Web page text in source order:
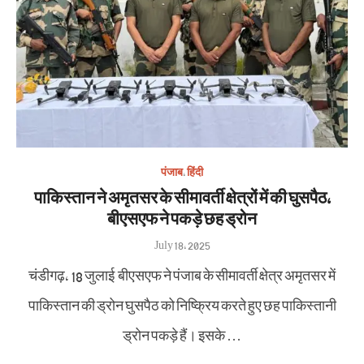
पंजाब,हिंदी
पाकिस्तान ने अमृतसर के सीमावर्ती क्षेत्रों में की घुसपैठ,
बीएसएफ ने पकड़े छह ड्रोन
Posted
on
July 18, 2025
चंडीगढ़, 18 जुलाई बीएसएफ ने पंजाब के सीमावर्ती क्षेत्र अमृतसर में
पाकिस्तान की ड्रोन घुसपैठ को निष्क्रिय करते हुए छह पाकिस्तानी
ड्रोन पकड़े हैं। इसके …